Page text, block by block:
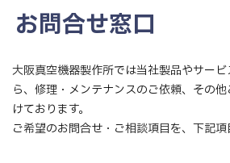
お問合せ窓口
大阪真空機器製作所では当社製品やサー
ら、修理・メンテナンスのご依頼、その
けております。
ご希望のお問合せ・ご相談項目を、下記